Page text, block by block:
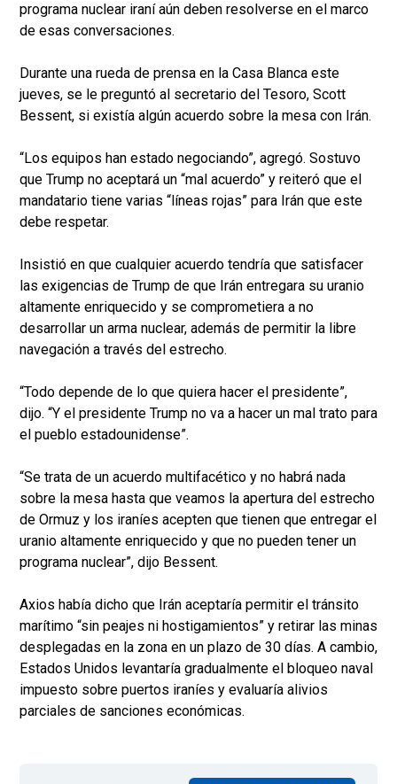
programa nuclear iraní aún deben resolverse en el marco
de esas conversaciones.
Durante una rueda de prensa en la Casa Blanca este
jueves, se le preguntó al secretario del Tesoro, Scott
Bessent, si existía algún acuerdo sobre la mesa con Irán.
“Los equipos han estado negociando”, agregó. Sostuvo
que Trump no aceptará un “mal acuerdo” y reiteró que el
mandatario tiene varias “líneas rojas” para Irán que este
debe respetar.
Insistió en que cualquier acuerdo tendría que satisfacer
las exigencias de Trump de que Irán entregara su uranio
altamente enriquecido y se comprometiera a no
desarrollar un arma nuclear, además de permitir la libre
navegación a través del estrecho.
“Todo depende de lo que quiera hacer el presidente”,
dijo. “Y el presidente Trump no va a hacer un mal trato para
el pueblo estadounidense”.
“Se trata de un acuerdo multifacético y no habrá nada
sobre la mesa hasta que veamos la apertura del estrecho
de Ormuz y los iraníes acepten que tienen que entregar el
uranio altamente enriquecido y que no pueden tener un
programa nuclear”, dijo Bessent.
Axios había dicho que Irán aceptaría permitir el tránsito
marítimo “sin peajes ni hostigamientos” y retirar las minas
desplegadas en la zona en un plazo de 30 días. A cambio,
Estados Unidos levantaría gradualmente el bloqueo naval
impuesto sobre puertos iraníes y evaluaría alivios
parciales de sanciones económicas.